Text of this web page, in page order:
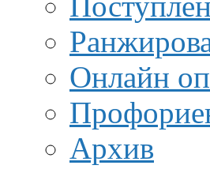
Онлайн
Архив